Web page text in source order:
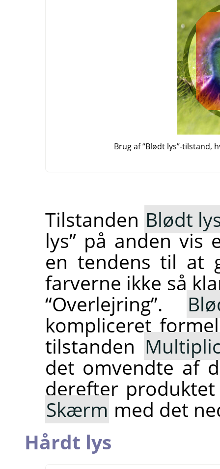
Brug af“Blødt lys”-tilstand,
Tilstanden Blødt
lys” på anden vis
en tendens til at
farverne ikke så
“Overlejring”.
kompliceret
tilstanden
det omvendte af
derefter
Skærm med det
Hårdt lys